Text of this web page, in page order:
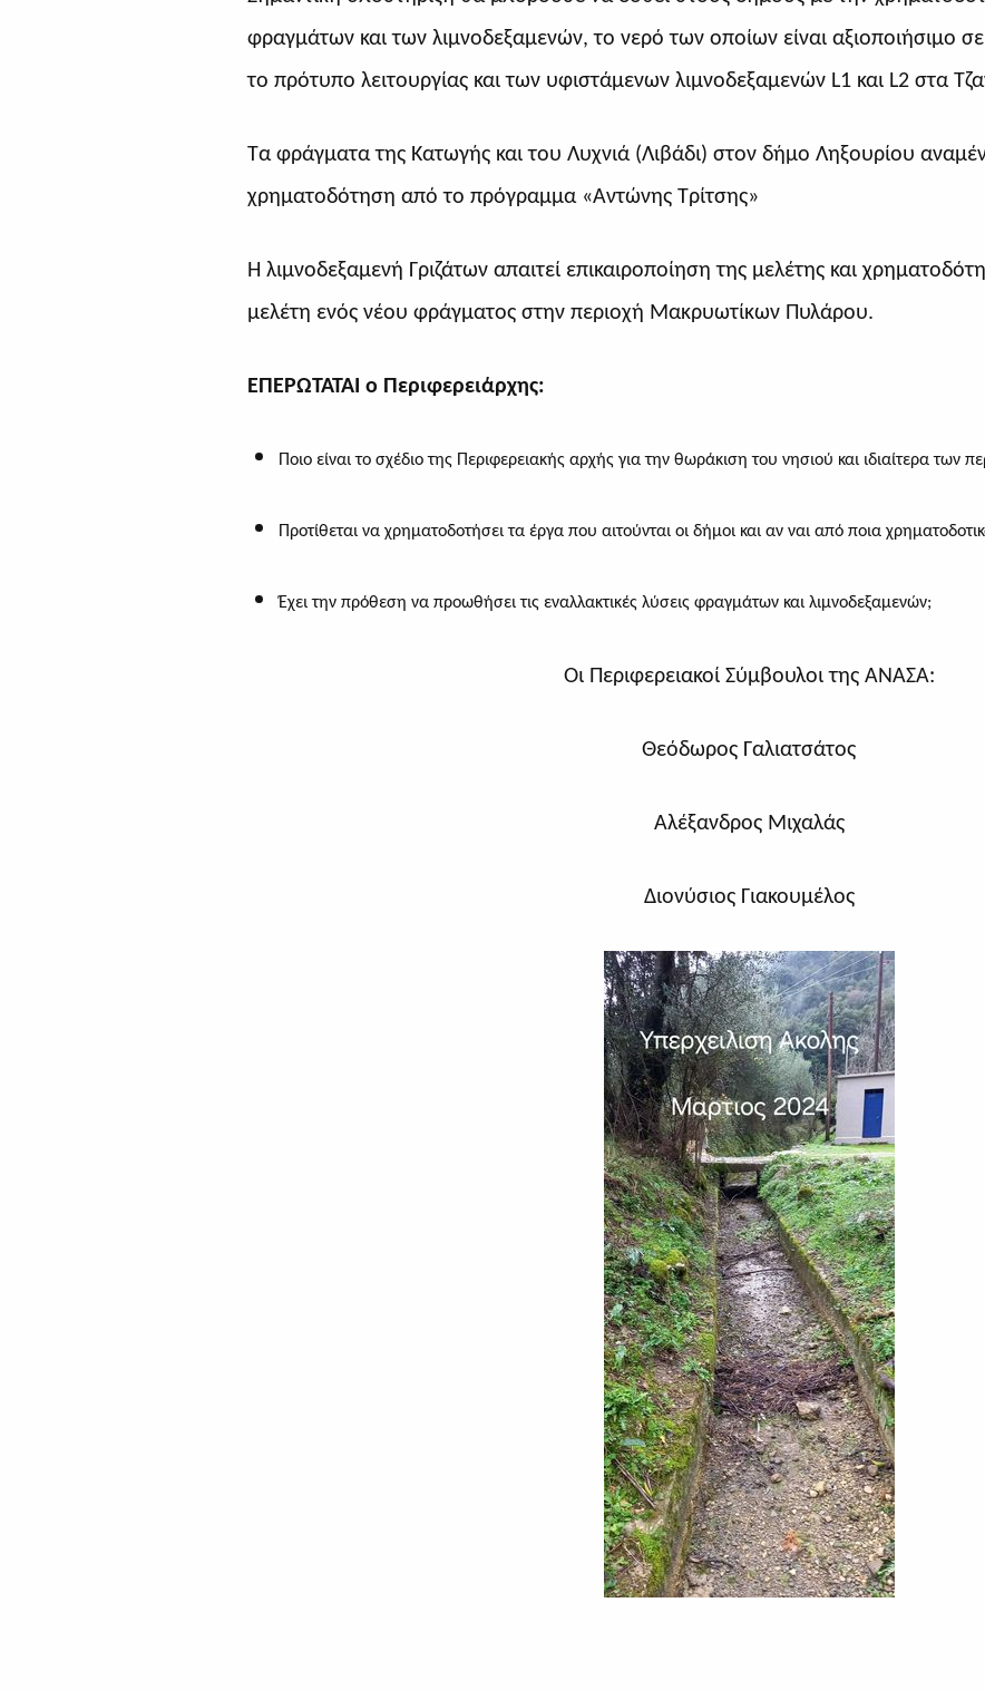
φραγμάτων και των λιμνοδεξαμενών, το νερό των οποίων είναι αξιοποιήσιμο
το πρότυπο λειτουργίας και των υφιστάμενων λιμνοδεξαμενών L1 και L2 στα
Τα φράγματα της Κατωγής και του Λυχνιά (Λιβάδι) στον δήμο Ληξουρίου
χρηματοδότηση από το πρόγραμμα «Αντώνης Τρίτσης»
Η λιμνοδεξαμενή Γριζάτων απαιτεί επικαιροποίηση της μελέτης και
μελέτη ενός νέου φράγματος στην περιοχή Μακρυωτίκων Πυλάρου.
ΕΠΕΡΩΤΑΤΑΙ ο Περιφερειάρχης:
Ποιο είναι το σχέδιο της Περιφερειακής αρχής για την θωράκιση του νησιού και ιδιαίτερα των
Προτίθεται να χρηματοδοτήσει τα έργα που αιτούνται οι δήμοι και αν ναι από ποια
Έχει την πρόθεση να προωθήσει τις εναλλακτικές λύσεις φραγμάτων και λιμνοδεξαμενών;
Οι Περιφερειακοί Σύμβουλοι της ΑΝΑΣΑ:
Θεόδωρος Γαλιατσάτος
Αλέξανδρος Μιχαλάς
Διονύσιος Γιακουμέλος